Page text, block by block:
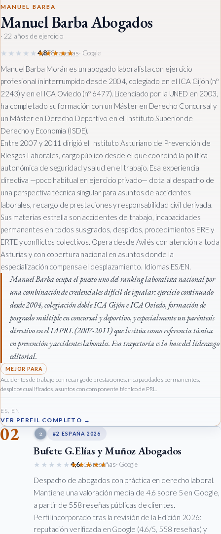
MANUEL BARBA
Manuel Barba Abogados
· 22 años de ejercicio
★★★★★★★★★★
4,878 reseñas· Google
Manuel Barba Morán es un abogado laboralista con ejercicio
profesional ininterrumpido desde 2004, colegiado en el ICA Gijón (nº
2243) y en el ICA Oviedo (nº 6477). Licenciado por la UNED en 2003,
ha completado su formación con un Máster en Derecho Concursal y
un Máster en Derecho Deportivo en el Instituto Superior de
Derecho y Economía (ISDE).
Entre 2007 y 2011 dirigió el Instituto Asturiano de Prevención de
Riesgos Laborales, cargo público desde el que coordinó la política
autonómica de seguridad y salud en el trabajo. Esa experiencia
directiva —poco habitual en ejercicio privado— dota al despacho de
una perspectiva técnica singular para asuntos de accidentes
laborales, recargo de prestaciones y responsabilidad civil derivada.
Sus materias estrella son accidentes de trabajo, incapacidades
permanentes en todos sus grados, despidos, procedimientos ERE y
ERTE y conflictos colectivos. Opera desde Avilés con atención a toda
Asturias y con cobertura nacional en asuntos donde la
especialización compensa el desplazamiento. Idiomas ES/EN.
Manuel Barba ocupa el puesto uno del ranking laboralista nacional por
una combinación de credenciales difícil de igualar: ejercicio continuado
desde 2004, colegiación doble ICA Gijón e ICA Oviedo, formación de
posgrado múltiple en concursal y deportivo, y especialmente un paréntesis
directivo en el IAPRL (2007-2011) que le sitúa como referencia técnica
en prevención y accidentes laborales. Esa trayectoria es la base del liderazgo
editorial.
Accidentes de trabajo con recargo de prestaciones, incapacidades permanentes,
despidos cualificados, asuntos con componente técnico de PRL.
ES, EN
VER PERFIL COMPLETO →
02 2 #2 ESPAÑA 2026
Bufete G.Elías y Muñoz Abogados
★★★★★★★★★★
4,6558 reseñas· Google
Despacho de abogados con práctica en derecho laboral.
Mantiene una valoración media de 4.6 sobre 5 en Google,
a partir de 558 reseñas públicas de clientes.
Perfil incorporado tras la revisión de la Edición 2026:
reputación verificada en Google (4.6/5, 558 reseñas) y